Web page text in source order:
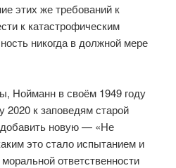
этих же требований к
к катастрофическим
никогда в должной мере
Нойманн в своём 1949 году
2020 к заповедям старой
новую — «Не
это стало испытанием и
ответственности